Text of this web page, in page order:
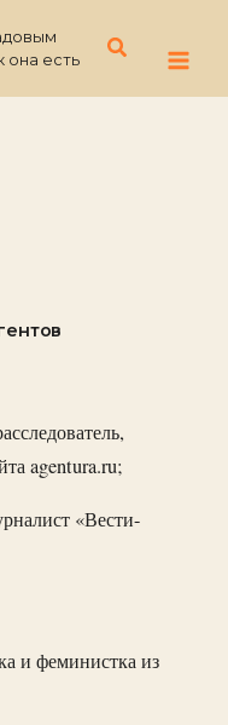
она есть
Поиск
agentura.ru;
«Вести-
и феминистка из